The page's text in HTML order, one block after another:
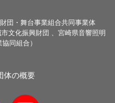
団・舞台事業組合共同事業体
文化振興財団 、宮崎県音響照明
同組合）
体の概要